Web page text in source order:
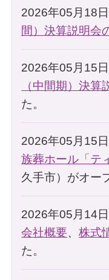
2026年05月18
間）決算説明会
2026年05月15
（中間期）決算
た。
2026年05月15
族葬ホール「テ
久手市）がオー
2026年05月
会社概要、株式
た。